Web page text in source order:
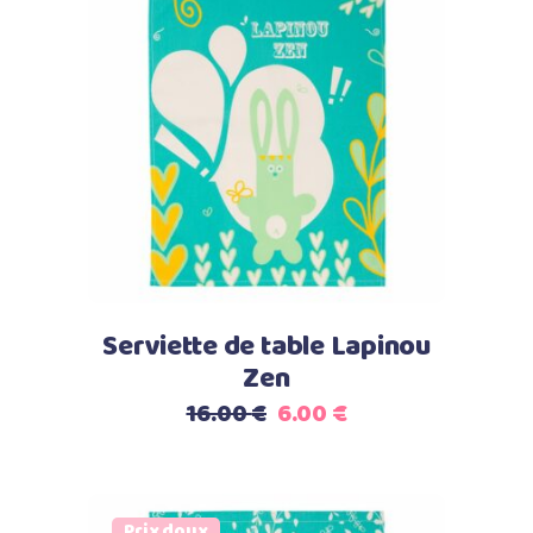
Lire la suite
Serviette de table Lapinou
Zen
16.00€ Le
était :
6.00€Le
est :